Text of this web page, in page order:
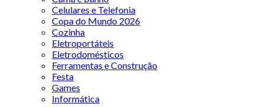
Celulares e Telefonia
Copa do Mundo 2026
Cozinha
Eletroportáteis
Eletrodomésticos
Ferramentas e Construção
Festa
Games
Informática